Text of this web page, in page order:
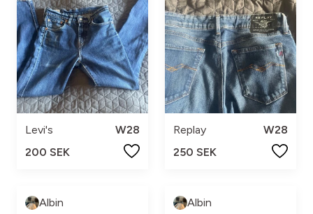
Levi's
W28
200 SEK
Replay
W28
250 SEK
Albin Albin